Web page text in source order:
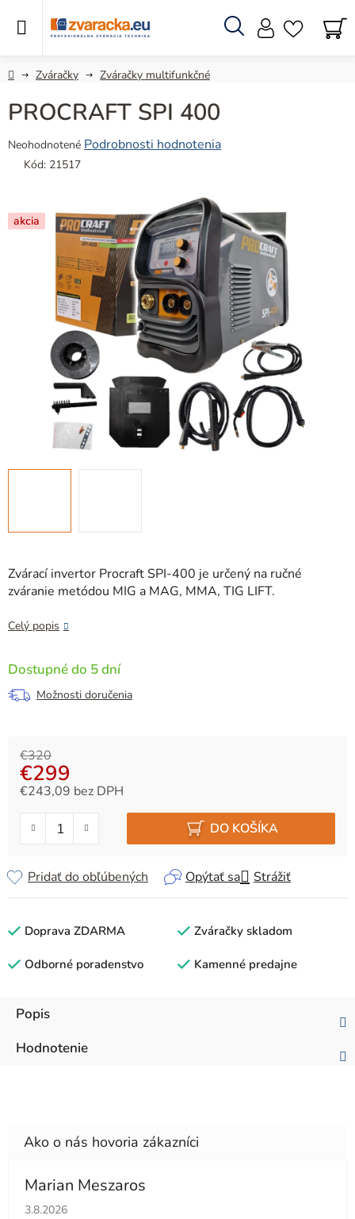
Hľadať
DomovZváračky Zváračky multifunkčné
Zvárací invertor Procraft SPI-400 je určený na ručné
zváranie metódou MIG a MAG, MMA, TIG LIFT.
Celý popis
Dostupné do 5 dní
Možnosti doručenia
€320
€299
€243,09 bez DPH
DO KOŠÍKA
Opýtať sa Strážiť
Pridať do obľúbených
PROCRAFT SPI 400
Priemerné
hodnotenie
0,0
z
hviezdičiek.
Neohodnotené Podrobnosti hodnotenia
Kód: 21517
akcia
Doprava ZDARMA Zváračky skladom
Odborné poradenstvo Kamenné predajne
Popis
Hodnotenie
Marian Meszaros
Hodnotenie obchodu je 5 z 5 hviezdičiek.
3.8.2026